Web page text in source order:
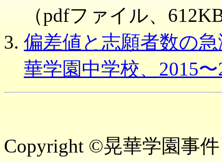
（pdfファイル、
偏差値と志願者数の
華学園中学校、2015
Copyright ©晃華学園事